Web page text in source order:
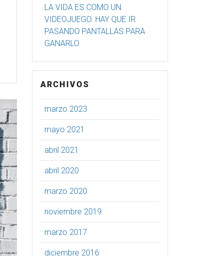
LA VIDA ES COMO UN
VIDEOJUEGO. HAY QUE IR
PASANDO PANTALLAS PARA
GANARLO
ARCHIVOS
marzo 2023
mayo 2021
abril 2021
abril 2020
marzo 2020
noviembre 2019
marzo 2017
diciembre 2016